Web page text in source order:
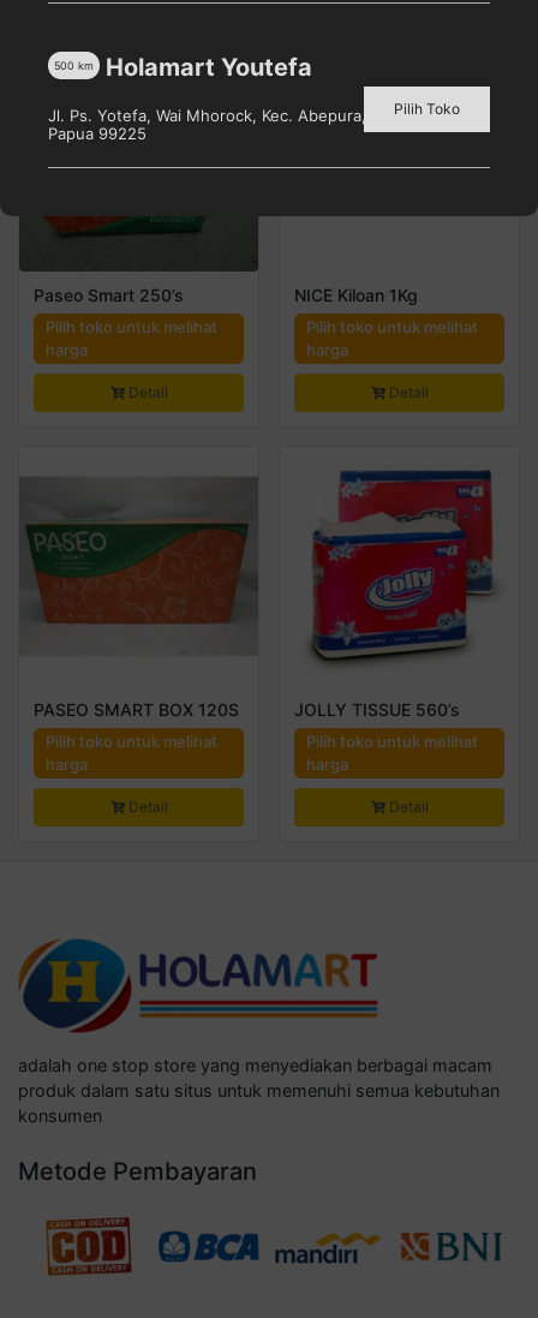
Paseo Smart 250’s
Pilih toko untuk melihat
harga
Detail
NICE Kiloan 1Kg
Pilih toko untuk melihat
harga
Detail
PASEO SMART BOX 120S
Pilih toko untuk melihat
harga
Detail
JOLLY TISSUE 560’s
Pilih toko untuk melihat
harga
Detail
adalah one stop store yang menyediakan berbagai macam
produk dalam satu situs untuk memenuhi semua kebutuhan
konsumen
Metode Pembayaran
Holamart Youtefa
500 km
Jl. Ps. Yotefa, Wai Mhorock, Kec. Abepura, Kota Jayapura,
Papua 99225
Pilih Toko